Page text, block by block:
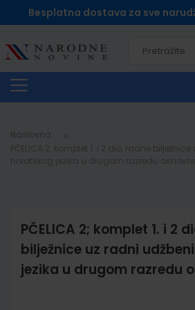
Besplatna dostava za sve
Naslovna
PČELICA 2; komplet 1. i 2
bilježnice uz radni
jezika u drugom razredu